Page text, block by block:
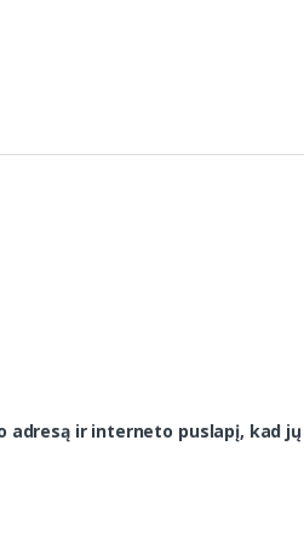
ir interneto puslapį, kad